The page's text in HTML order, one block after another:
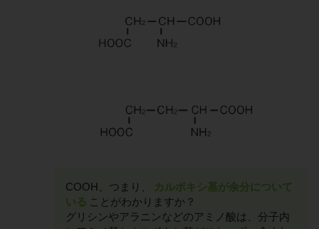
COOH、つまり、
カルボキシ基が余分について
いる ことがわかりますか？
グリシンやアラニンなどのアミノ酸は、分子内